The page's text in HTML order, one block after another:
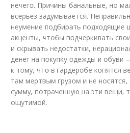
нечего. Причины банальные, но
всерьез задумывается.
неумение подбирать подходящие
акценты, чтобы подчеркивать
и скрывать недостатки,
денег на покупку одежды и обуви
к тому, что в гардеробе копятся
там мертвым грузом и не носятся,
сумму, потраченную на эти вещи,
ощутимой.